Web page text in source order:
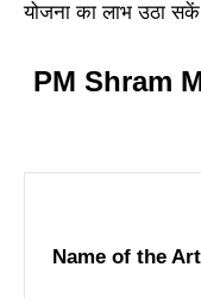
योजना का लाभ उठा
PM Shram
Name of the